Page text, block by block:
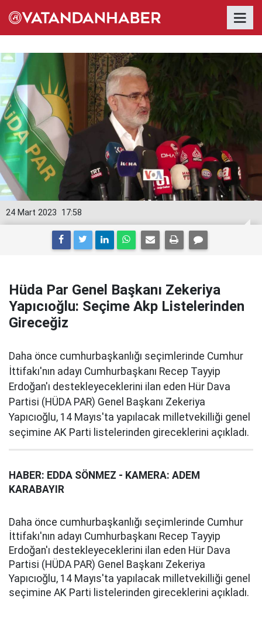
17:58
24 Mart 2023
Hüda Par Genel Başkanı Zekeriya
Yapıcıoğlu: Seçime Akp Listelerinden
Gireceğiz
Daha önce cumhurbaşkanlığı seçimlerinde Cumhur
İttifakı'nın adayı Cumhurbaşkanı Recep Tayyip
Erdoğan'ı destekleyeceklerini ilan eden Hür Dava
Partisi (HÜDA PAR) Genel Başkanı Zekeriya
Yapıcıoğlu, 14 Mayıs'ta yapılacak milletvekilliği genel
seçimine AK Parti listelerinden gireceklerini açıkladı.
HABER: EDDA SÖNMEZ - KAMERA: ADEM
KARABAYIR
Daha önce cumhurbaşkanlığı seçimlerinde Cumhur
İttifakı'nın adayı Cumhurbaşkanı Recep Tayyip
Erdoğan'ı destekleyeceklerini ilan eden Hür Dava
Partisi (HÜDA PAR) Genel Başkanı Zekeriya
Yapıcıoğlu, 14 Mayıs'ta yapılacak milletvekilliği genel
seçimine AK Parti listelerinden gireceklerini açıkladı.